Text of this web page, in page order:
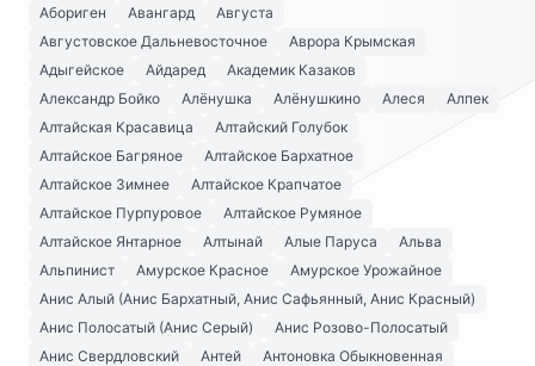
Абориген Авангард
Августа
Августовское Дальневосточное
Аврора Крымская
Адыгейское
Айдаред
Академик Казаков
Александр Бойко
Алёнушка Алёнушкино Алеся
Алпек
Алтайская Красавица
Алтайский Голубок
Алтайское Багряное
Алтайское Бархатное
Алтайское Зимнее
Алтайское Крапчатое
Алтайское Пурпуровое
Алтайское Румяное
Алтайское Янтарное
Алтынай Алые Паруса
Альва
Альпинист
Амурское Красное
Амурское Урожайное
Анис Алый (Анис Бархатный, Анис Сафьянный, Анис Красный)
Анис Полосатый (Анис Серый)
Анис Розово-Полосатый
Анис Свердловский
Антей
Антоновка Обыкновенная